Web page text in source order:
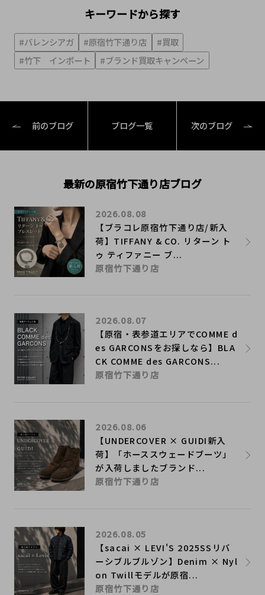
キーワードから探す
#バレンシアガ #原宿竹下通り店
#買取
#竹下 インポート
#ブランド買取キャンペーン
前のブログ ブログ一覧 次のブログ
最新の原宿竹下通り店ブログ
【ブラコレ原宿竹下通り店/新入
荷】TIFFANY & CO. リターン ト
ゥ ティファニー ブ...
2026.08.08
原宿竹下通り店
【原宿・表参道エリアでCOMME d
es GARCONSをお探しなら】BLA
CK COMME des GARCONS...
2026.08.07
原宿竹下通り店
【UNDERCOVER × GUIDI新入
荷】「ホーススウェードブーツ」
が入荷しましたブランド...
2026.08.06
原宿竹下通り店
【sacai × LEVI'S 2025SSリバ
ーシブルブルゾン】Denim × Nyl
on Twillモデルが原宿...
2026.08.05
原宿竹下通り店